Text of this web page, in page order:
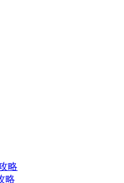
略
略